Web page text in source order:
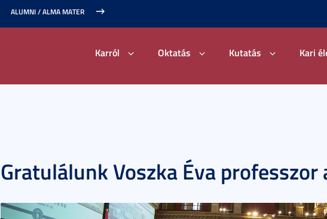
ALUMNI / ALMA MATER
Karról Oktatás Kutatás Kari
Gratulálunk Voszka Éva professzor